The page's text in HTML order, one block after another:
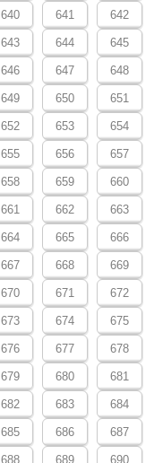
640 641 642
643 644 645
646 647 648
649 650 651
652 653 654
655 656 657
658 659 660
661 662 663
664 665 666
667 668 669
670 671 672
673 674 675
676 677 678
679 680 681
682 683 684
685 686 687
688 689 690